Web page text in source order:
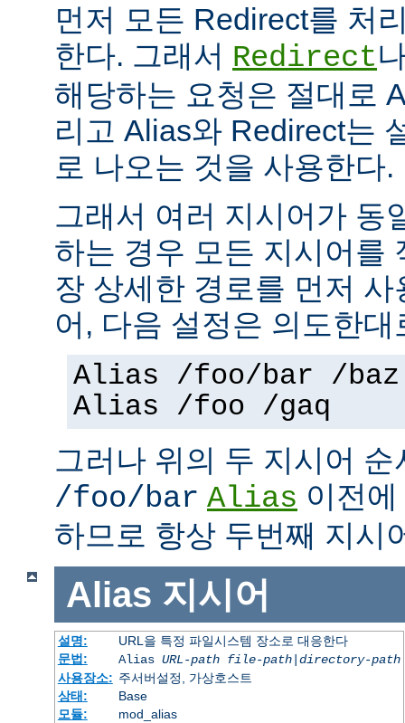
먼저 모든 Redirect를 처
한다. 그래서 Redirect
해당하는 요청은 절대로
리고 Alias와 Redirect는
로 나오는 것을 사용한다.
그래서 여러 지시어가 동
하는 경우 모든 지시어를
장 상세한 경로를 먼저
어, 다음 설정은 의도한
Alias /foo/bar /baz
Alias /foo /gaq
그러나 위의 두 지시어 순
/foo/bar Alias 이전에
하므로 항상 두번째 지시
Alias 지시어
설명:
URL을 특정 파일시스템 장소로 대응한다
문법:
Alias URL-path file-path| directory-path
사용장소: 주서버설정, 가상호스트
상태:
Base
모듈:
mod_alias